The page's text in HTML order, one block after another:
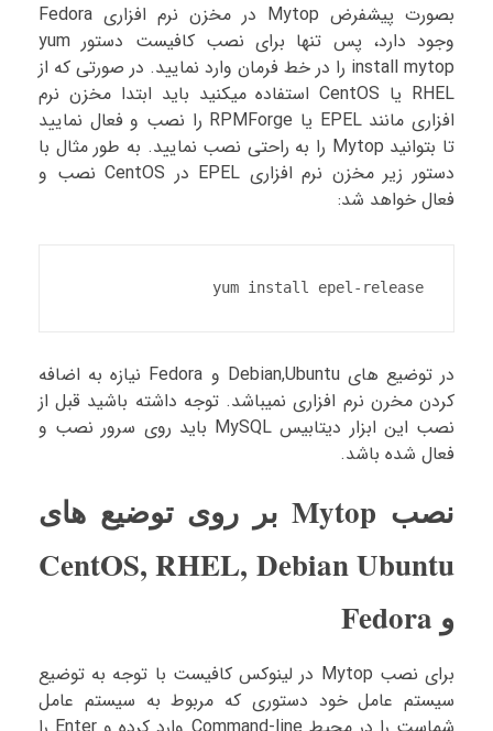
بصورت پیشفرض Mytop در مخزن نرم افزاری Fedora
وجود دارد، پس تنها برای نصب کافیست دستور yum
install mytop را در خط فرمان وارد نمایید. در صورتی که از
RHEL یا CentOS استفاده میکنید باید ابتدا مخزن نرم
افزاری مانند EPEL یا RPMForge را نصب و فعال نمایید
تا بتوانید Mytop را به راحتی نصب نمایید. به طور مثال با
دستور زیر مخزن نرم افزاری EPEL در CentOS نصب و
فعال خواهد شد:
yum install epel-release
در توضیع های Debian,Ubuntu و Fedora نیازه به اضافه
کردن مخرن نرم افزاری نمیباشد. توجه داشته باشید قبل از
نصب این ابزار دیتابیس MySQL باید روی سرور نصب و
فعال شده باشد.
نصب Mytop بر روی توضیع های
CentOS, RHEL, Debian Ubuntu
و Fedora
برای نصب Mytop در لینوکس کافیست با توجه به توضیع
سیستم عامل خود دستوری که مربوط به سیستم عامل